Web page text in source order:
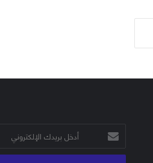
أدخل
بريدك
الإلكتروني